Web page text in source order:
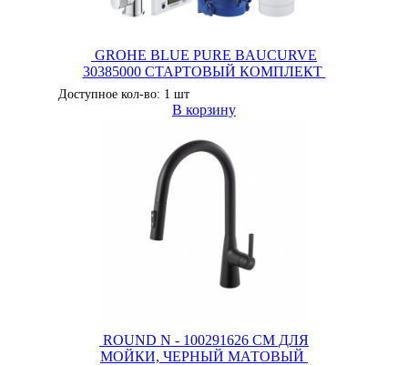
GROHE BLUE PURE BAUCURVE
30385000 СТАРТОВЫЙ КОМПЛЕКТ
Доступное кол-во: 1 шт
В корзину
ROUND N - 100291626 СМ ДЛЯ
МОЙКИ, ЧЕРНЫЙ МАТОВЫЙ